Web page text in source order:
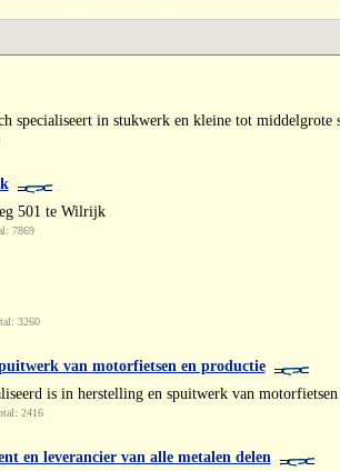
specialiseert in stukwerk en kleine tot middelgrote
501 te Wilrijk
7869
3260
van motorfietsen en productie
is in herstelling en spuitwerk van
2416
en leverancier van alle metalen delen